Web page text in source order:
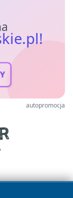
autopromocja